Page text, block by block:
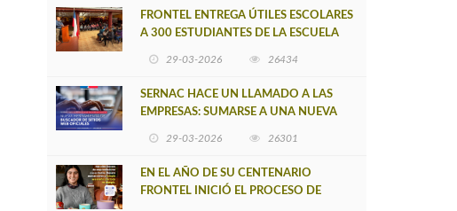
FRONTEL ENTREGA ÚTILES ESCOLARES
A 300 ESTUDIANTES DE LA ESCUELA
29-03-2026 26434
SERNAC HACE UN LLAMADO A LAS
EMPRESAS: SUMARSE A UNA NUEVA
29-03-2026 26301
EN EL AÑO DE SU CENTENARIO
FRONTEL INICIÓ EL PROCESO DE